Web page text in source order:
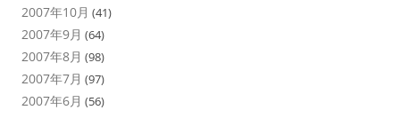
2007年10月 (41)
2007年9月 (64)
2007年8月 (98)
2007年7月 (97)
2007年6月 (56)